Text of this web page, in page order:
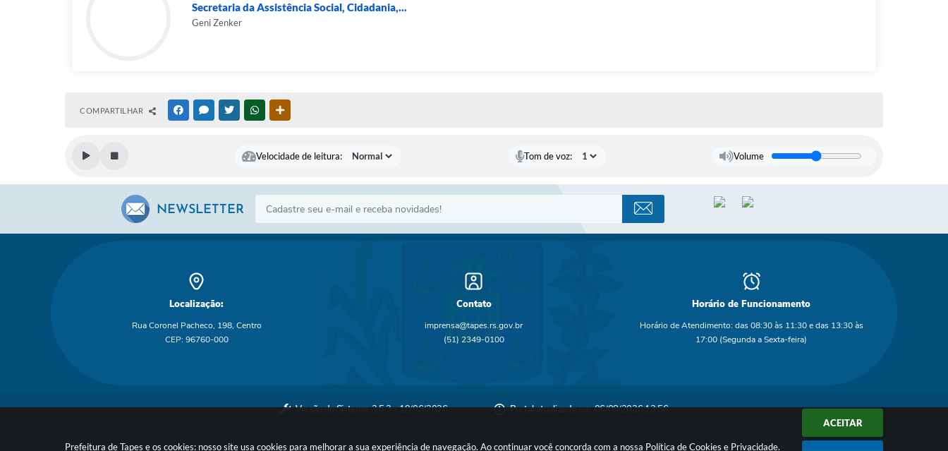
Prefeitura de Tapes e os cookies: nosso site usa cookies para melhorar a sua experiência de navegação. Ao continuar você concorda com a nossa Política de Cookies e Privacidade.
ACEITAR
Secretaria da Assistência Social, Cidadania,...
Geni Zenker
COMPARTILHAR FACEBOOKMESSENGER
TWITTERWHATSAPP
Velocidade de leitura: Tom de voz: Volume
NEWSLETTER
Localização:
Rua Coronel Pacheco, 198, Centro
CEP: 96760-000
Contato
imprensa@tapes.rs.gov.br
(51) 2349-0100
Horário de Funcionamento
Horário de Atendimento: das 08:30 às 11:30 e das 13:30 às
17:00 (Segunda a Sexta-feira)
Versão do Sistema:3.5.3 - 19/06/2026 Portal atualizado em:06/08/2026 13:56